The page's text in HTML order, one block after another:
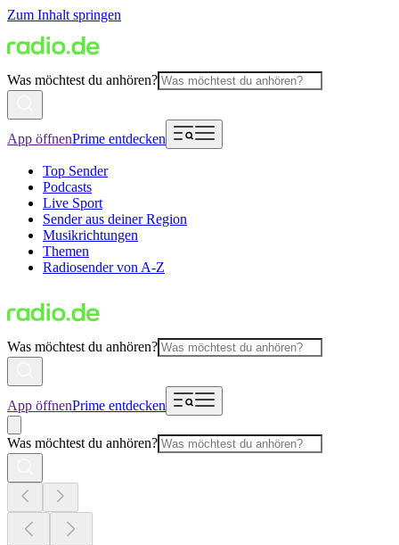
Zum Inhalt springen
Was möchtest du anhören?
App öffnenPrime entdecken
Top Sender
Podcasts
Live Sport
Sender aus deiner Region
Musikrichtungen
Themen
Radiosender von A-Z
Was möchtest du anhören?
App öffnenPrime entdecken
Was möchtest du anhören?